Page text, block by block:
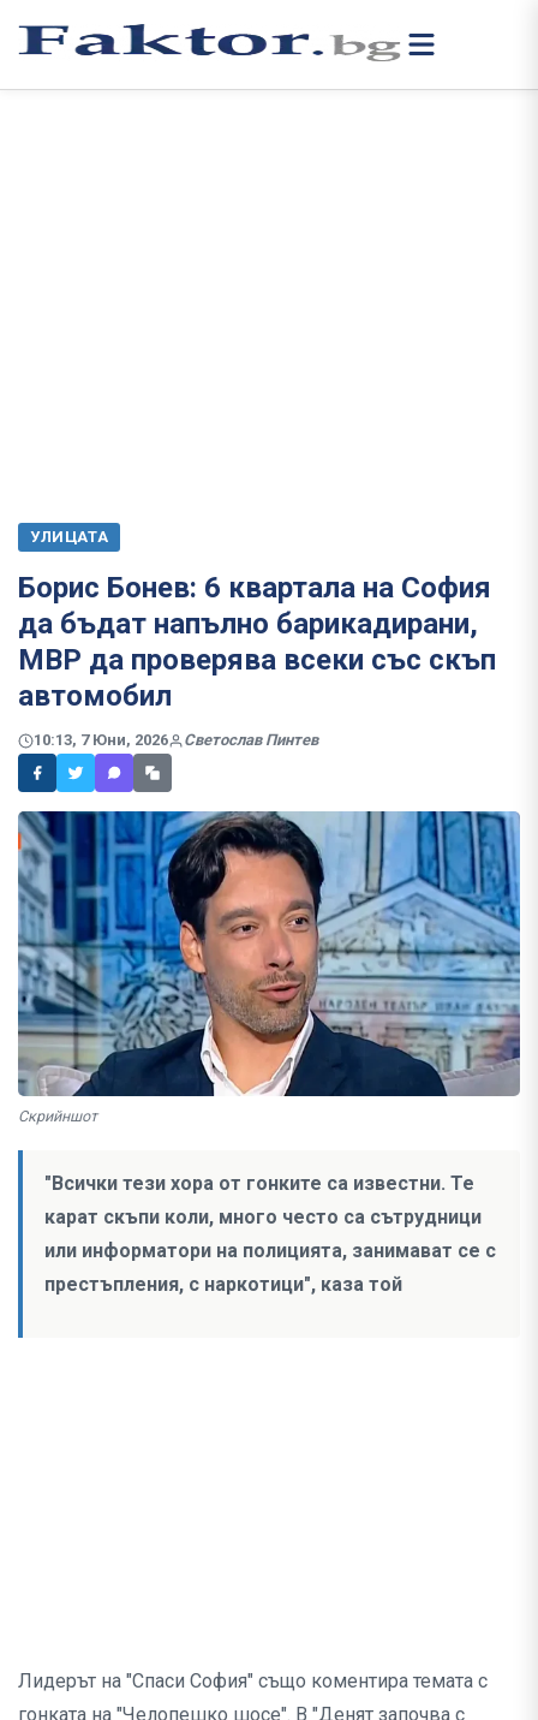
УЛИЦАТА
Борис Бонев: 6 квартала на София
да бъдат напълно барикадирани,
МВР да проверява всеки със скъп
автомобил
10:13, 7 Юни, 2026 Светослав Пинтев
Скрийншот
"Всички тези хора от гонките са известни. Те
карат скъпи коли, много често са сътрудници
или информатори на полицията, занимават се с
престъпления, с наркотици", каза той
Лидерът на "Спаси София" също коментира темата с
гонката на "Челопешко шосе". В "Денят започва с